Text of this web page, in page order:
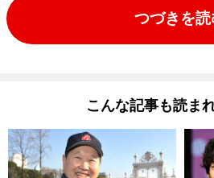
つづきを読
こんな記事も読ま